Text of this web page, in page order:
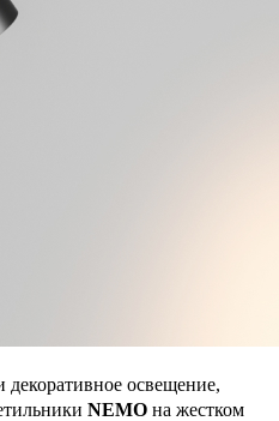
декоративное освещение,
NEMO на жестком